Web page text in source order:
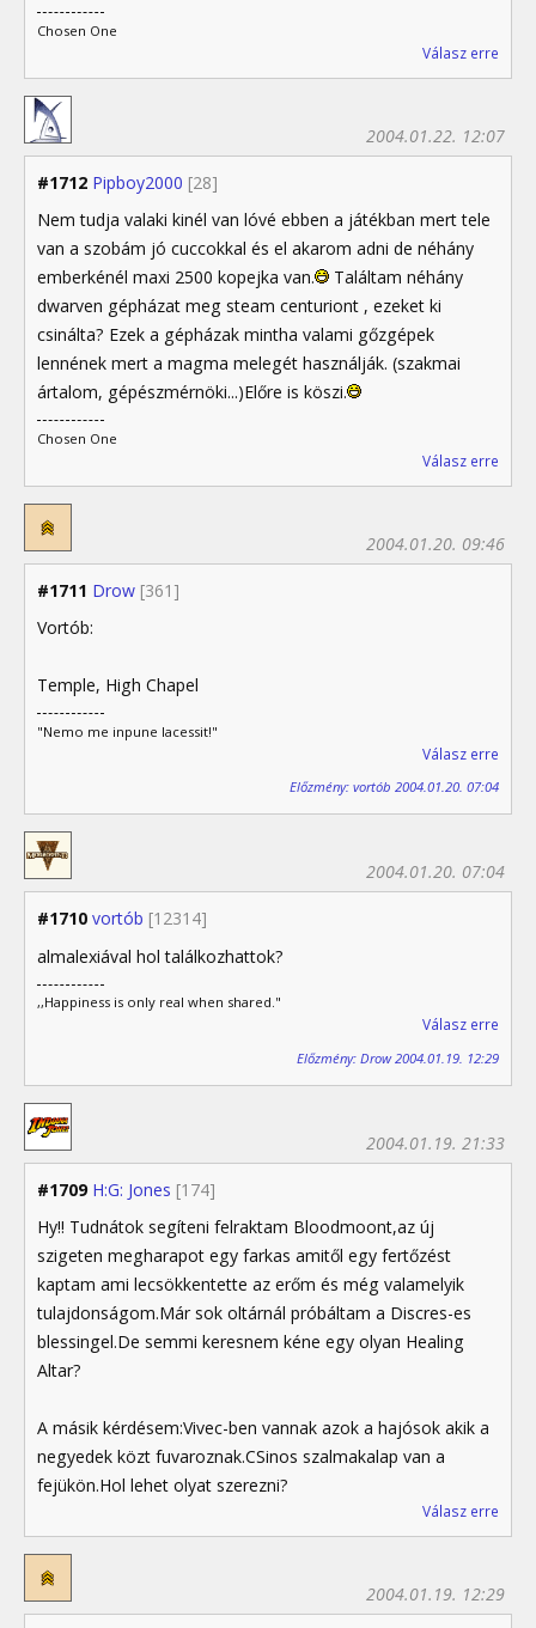
Chosen One
Válasz erre
#1712 Pipboy2000 [28]
2004.01.22. 12:07
Nem tudja valaki kinél van lóvé ebben a játékban mert tele
van a szobám jó cuccokkal és el akarom adni de néhány
emberkénél maxi 2500 kopejka van.
Találtam néhány
dwarven gépházat meg steam centuriont , ezeket ki
csinálta? Ezek a gépházak mintha valami gőzgépek
lennének mert a magma melegét használják. (szakmai
ártalom, gépészmérnöki...)Előre is köszi.
Chosen One
Válasz erre
#1711 Drow [361]
2004.01.20. 09:46
Vortób:
Temple, High Chapel
"Nemo me inpune lacessit!"
Válasz erre
Előzmény: vortób 2004.01.20. 07:04
#1710 vortób [12314]
2004.01.20. 07:04
almalexiával hol találkozhattok?
,,Happiness is only real when shared."
Válasz erre
Előzmény: Drow 2004.01.19. 12:29
#1709 H:G: Jones [174]
2004.01.19. 21:33
Hy!! Tudnátok segíteni felraktam Bloodmoont,az új
szigeten megharapot egy farkas amitől egy fertőzést
kaptam ami lecsökkentette az erőm és még valamelyik
tulajdonságom.Már sok oltárnál próbáltam a Discres-es
blessingel.De semmi keresnem kéne egy olyan Healing
Altar?
A másik kérdésem:Vivec-ben vannak azok a hajósok akik a
negyedek közt fuvaroznak.CSinos szalmakalap van a
fejükön.Hol lehet olyat szerezni?
Válasz erre
2004.01.19. 12:29